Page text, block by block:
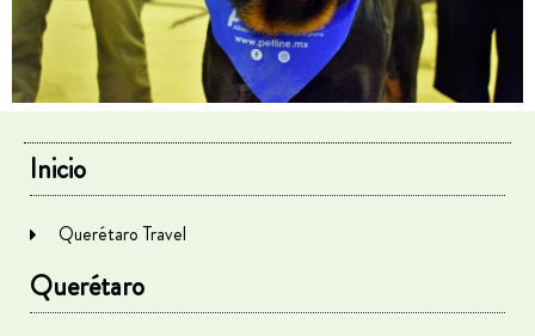
Inicio
Querétaro Travel
Querétaro